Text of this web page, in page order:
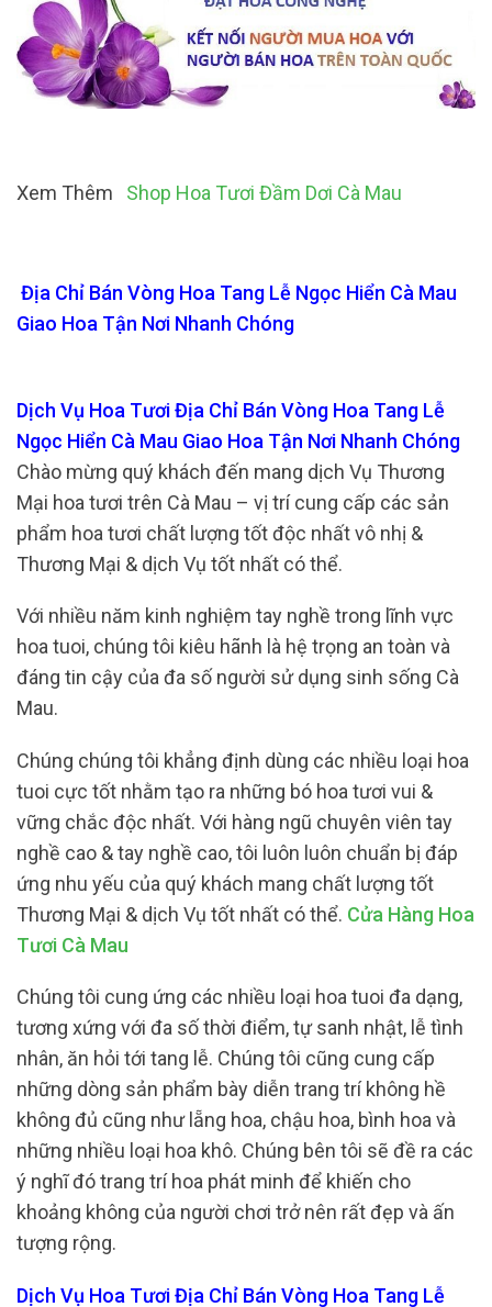
Xem Thêm Shop Hoa Tươi Đầm Dơi Cà Mau
Địa Chỉ Bán Vòng Hoa Tang Lễ Ngọc Hiển Cà Mau
Giao Hoa Tận Nơi Nhanh Chóng
Dịch Vụ Hoa Tươi Địa Chỉ Bán Vòng Hoa Tang Lễ
Ngọc Hiển Cà Mau Giao Hoa Tận Nơi Nhanh Chóng
Chào mừng quý khách đến mang dịch Vụ Thương
Mại hoa tươi trên Cà Mau – vị trí cung cấp các sản
phẩm hoa tươi chất lượng tốt độc nhất vô nhị &
Thương Mại & dịch Vụ tốt nhất có thể.
Với nhiều năm kinh nghiệm tay nghề trong lĩnh vực
hoa tuoi, chúng tôi kiêu hãnh là hệ trọng an toàn và
đáng tin cậy của đa số người sử dụng sinh sống Cà
Mau.
Chúng chúng tôi khẳng định dùng các nhiều loại hoa
tuoi cực tốt nhằm tạo ra những bó hoa tươi vui &
vững chắc độc nhất. Với hàng ngũ chuyên viên tay
nghề cao & tay nghề cao, tôi luôn luôn chuẩn bị đáp
ứng nhu yếu của quý khách mang chất lượng tốt
Thương Mại & dịch Vụ tốt nhất có thể. Cửa Hàng Hoa
Tươi Cà Mau
Chúng tôi cung ứng các nhiều loại hoa tuoi đa dạng,
tương xứng với đa số thời điểm, tự sanh nhật, lễ tình
nhân, ăn hỏi tới tang lễ. Chúng tôi cũng cung cấp
những dòng sản phẩm bày diễn trang trí không hề
không đủ cũng như lẵng hoa, chậu hoa, bình hoa và
những nhiều loại hoa khô. Chúng bên tôi sẽ đề ra các
ý nghĩ đó trang trí hoa phát minh để khiến cho
khoảng không của người chơi trở nên rất đẹp và ấn
tượng rộng.
Dịch Vụ Hoa Tươi Địa Chỉ Bán Vòng Hoa Tang Lễ